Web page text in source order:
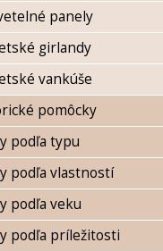
panely
girlandy
vankúše
pomôcky
podľa typu
podľa vlastností
podľa veku
podľa príležitosti